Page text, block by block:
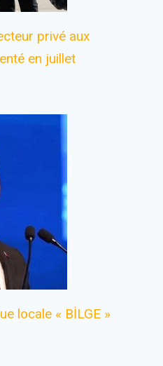
privé aux
en juillet
locale « BİLGE »